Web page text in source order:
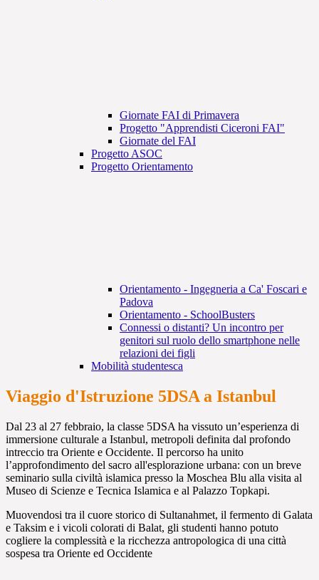
Giornate FAI di Primavera
Progetto "Apprendisti Ciceroni FAI"
Giornate del FAI
Progetto ASOC
Progetto Orientamento
Orientamento - Ingegneria a Ca' Foscari e
Padova
Orientamento - SchoolBusters
Connessi o distanti? Un incontro per
genitori sul ruolo dello smartphone nelle
relazioni dei figli
Mobilità studentesca
Viaggio d'Istruzione 5DSA a Istanbul
Dal 23 al 27 febbraio, la classe 5DSA ha vissuto un’esperienza di
immersione culturale a Istanbul, metropoli definita dal profondo
intreccio tra Oriente e Occidente. Il percorso ha unito
l’approfondimento del sacro all'esplorazione urbana: con un breve
seminario sulla civiltà islamica presso la Moschea Blu alla visita al
Museo di Scienze e Tecnica Islamica e al Palazzo Topkapi.
Muovendosi tra il cuore storico di Sultanahmet, il fermento di Galata
e Taksim e i vicoli colorati di Balat, gli studenti hanno potuto
cogliere la complessità e la ricchezza antropologica di una città
sospesa tra Oriente ed Occidente